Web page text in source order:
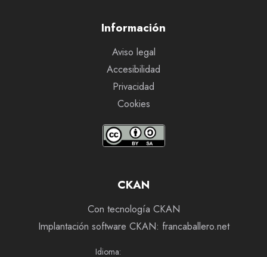
Información
Aviso legal
Accesibilidad
Privacidad
Cookies
CKAN
Con tecnología CKAN
Implantación software CKAN: francaballero.net
Idioma